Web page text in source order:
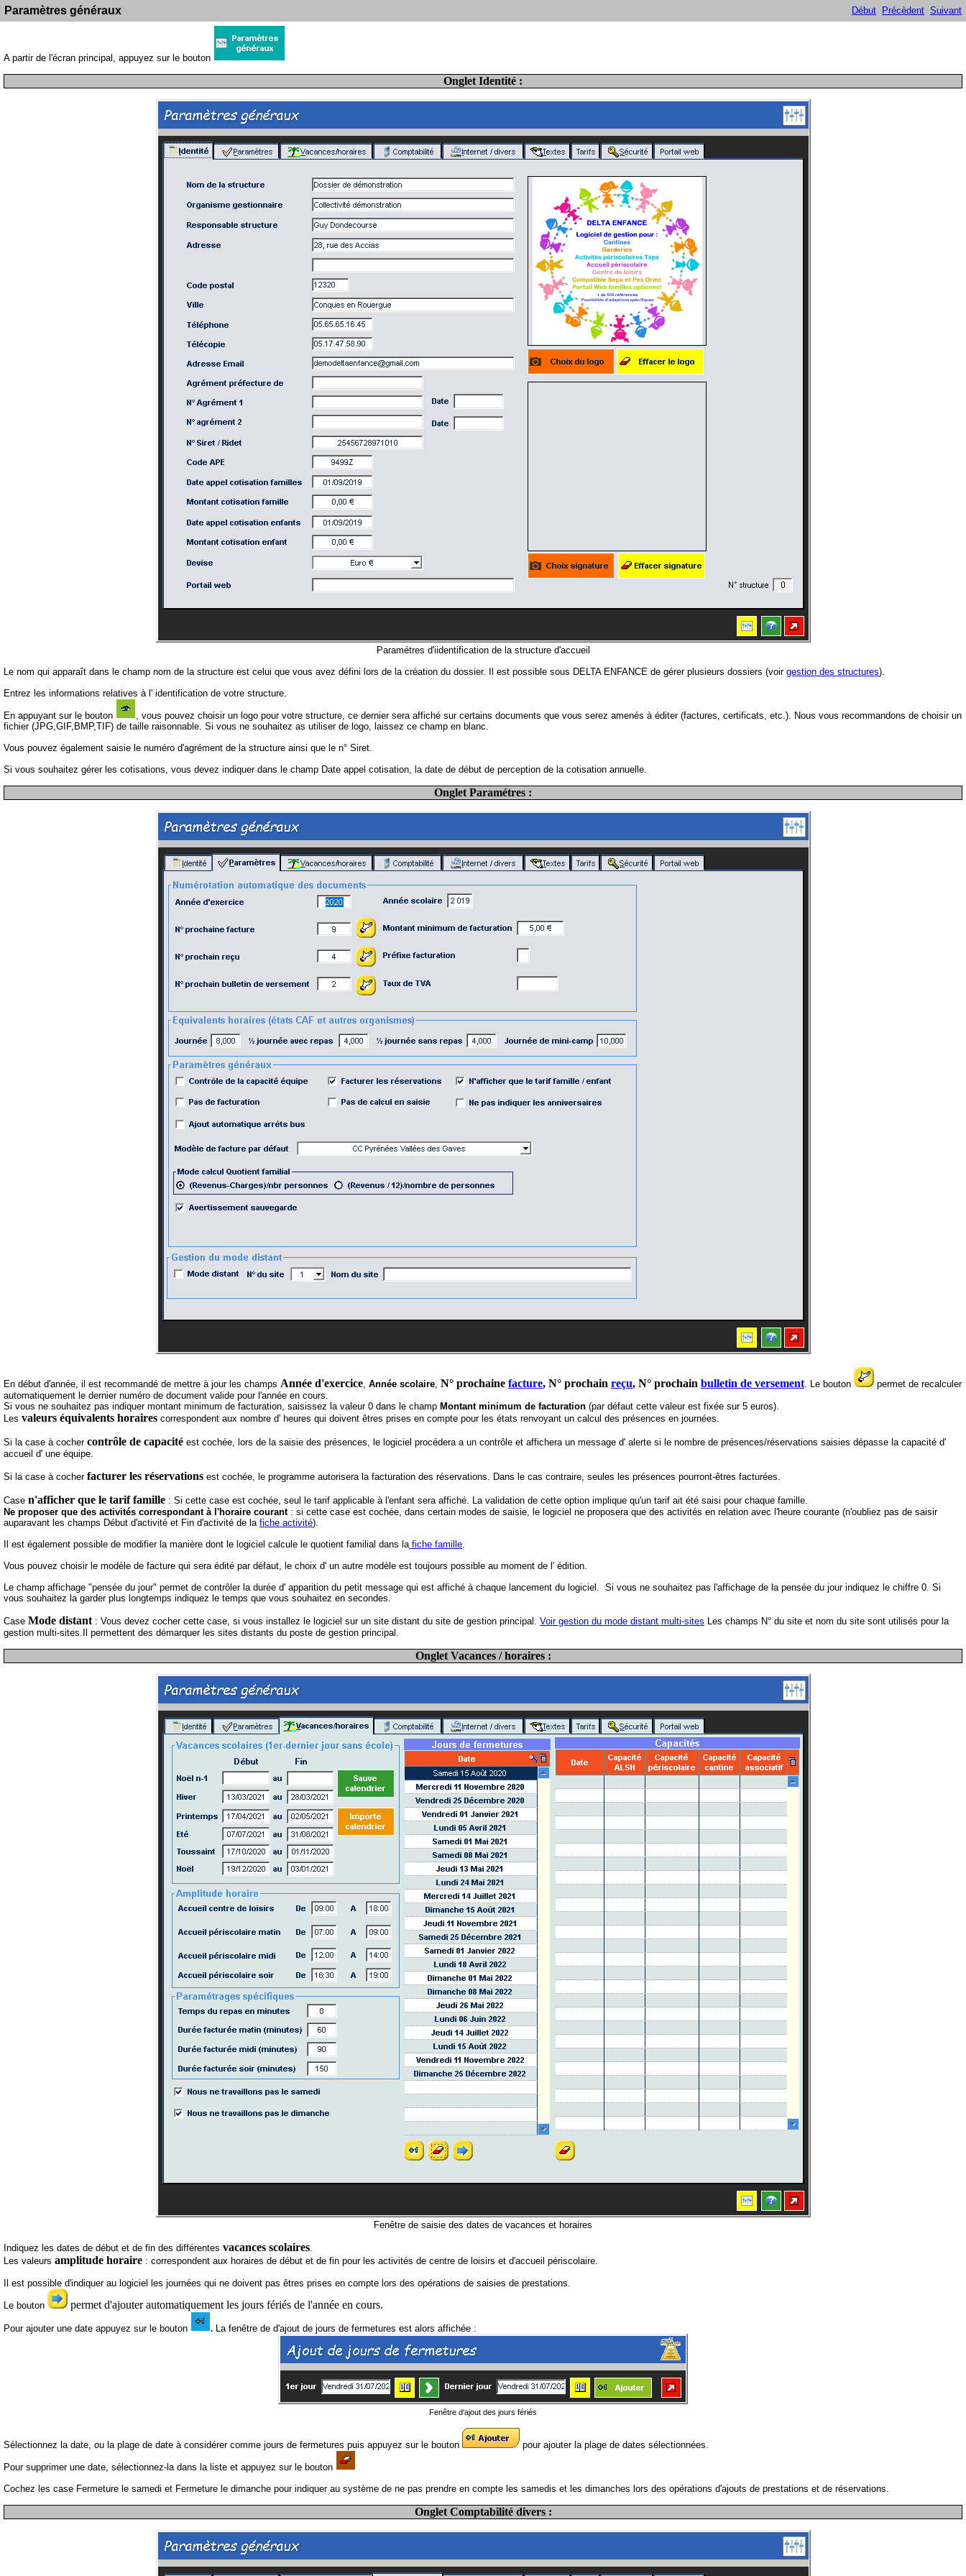
Paramètres généraux Début Précèdent Suivant
A partir de l'écran principal, appuyez sur le bouton
Onglet Identité :
Paramétres d'iidentification de la structure d'accueil
Le nom qui apparaît dans le champ nom de la structure est celui que vous avez défini lors de la création du dossier. Il est possible sous DELTA ENFANCE de gérer plusieurs dossiers (voir gestion des structures).
Entrez les informations relatives à l' identification de votre structure.
En appuyant sur le bouton
, vous pouvez choisir un logo pour votre structure, ce dernier sera affiché sur certains documents que vous serez amenés à éditer (factures, certificats, etc.). Nous vous recommandons de choisir un
fichier (JPG,GIF,BMP,TIF) de taille raisonnable. Si vous ne souhaitez as utiliser de logo, laissez ce champ en blanc.
Vous pouvez également saisie le numéro d'agrément de la structure ainsi que le n° Siret.
Si vous souhaitez gérer les cotisations, vous devez indiquer dans le champ Date appel cotisation, la date de début de perception de la cotisation annuelle.
Onglet Paramétres :
En début d'année, il est recommandé de mettre à jour les champs Année d'exercice, Année scolaire, N° prochaine facture, N° prochain reçu, N° prochain bulletin de versement. Le bouton
permet de recalculer
automatiquement le dernier numéro de document valide pour l'année en cours.
Si vous ne souhaitez pas indiquer montant minimum de facturation, saisissez la valeur 0 dans le champ Montant minimum de facturation (par défaut cette valeur est fixée sur 5 euros).
Les valeurs équivalents horaires correspondent aux nombre d' heures qui doivent êtres prises en compte pour les états renvoyant un calcul des présences en journées.
Si la case à cocher contrôle de capacité est cochée, lors de la saisie des présences, le logiciel procédera a un contrôle et affichera un message d' alerte si le nombre de présences/réservations saisies dépasse la capacité d'
accueil d' une équipe.
Si la case à cocher facturer les réservations est cochée, le programme autorisera la facturation des réservations. Dans le cas contraire, seules les présences pourront-êtres facturées.
Case n'afficher que le tarif famille : Si cette case est cochée, seul le tarif applicable à l'enfant sera affiché. La validation de cette option implique qu'un tarif ait été saisi pour chaque famille.
Ne proposer que des activités correspondant à l'horaire courant: si cette case est cochée, dans certain modes de saisie, le logiciel ne proposera que des activités en relation avec l'heure courante (n'oubliez pas de saisir
auparavant les champs Début d'activité et Fin d'activité de la fiche activité).
Il est également possible de modifier la manière dont le logiciel calcule le quotient familial dans lafiche famille.
Vous pouvez choisir le modèle de facture qui sera édité par défaut, le choix d' un autre modèle est toujours possible au moment de l' édition.
Le champ affichage "pensée du jour" permet de contrôler la durée d' apparition du petit message qui est affiché à chaque lancement du logiciel. Si vous ne souhaitez pas l'affichage de la pensée du jour indiquez le chiffre 0. Si
vous souhaitez la garder plus longtemps indiquez le temps que vous souhaitez en secondes.
Case Mode distant: Vous devez cocher cette case, si vous installez le logiciel sur un site distant du site de gestion principal. Voir gestion du mode distant multi-sites Les champs N° du site et nom du site sont utilisés pour la
gestion multi-sites.Il permettent des démarquer les sites distants du poste de gestion principal.
Onglet Vacances / horaires :
Fenêtre de saisie des dates de vacances et horaires
Indiquez les dates de début et de fin des différentes vacances scolaires.
Les valeurs amplitude horaire : correspondent aux horaires de début et de fin pour les activités de centre de loisirs et d'accueil périscolaire.
Il est possible d'indiquer au logiciel les journées qui ne doivent pas êtres prises en compte lors des opérations de saisies de prestations.
Le bouton permet d'ajouter automatiquement les jours fériés de l'année en cours.
Pour ajouter une date appuyez sur le bouton . La fenêtre de d'ajout de jours de fermetures est alors affichée :
Fenêtre d'ajout des jours fériés
Sélectionnez la date, ou la plage de date à considérer comme jours de fermetures puis appuyez sur le bouton pour ajouter la plage de dates sélectionnées.
Pour supprimer une date, sélectionnez-la dans la liste et appuyez sur le bouton
Cochez les case Fermeture le samedi et Fermeture le dimanche pour indiquer au système de ne pas prendre en compte les samedis et les dimanches lors des opérations d'ajouts de prestations et de réservations.
Onglet Comptabilité divers :